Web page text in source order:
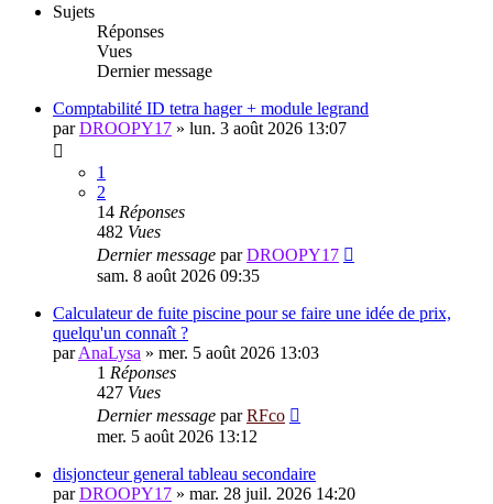
Sujets
Réponses
Vues
Dernier message
Comptabilité ID tetra hager + module legrand
parDROOPY17 » lun. 3 août 2026 13:07
1
2
14 Réponses
482 Vues
Dernier message parDROOPY17
sam. 8 août 2026 09:35
Calculateur de fuite piscine pour se faire une idée de prix,
quelqu'un connaît ?
parAnaLysa » mer. 5 août 2026 13:03
1 Réponses
427 Vues
Dernier message parRFco
mer. 5 août 2026 13:12
disjoncteur general tableau secondaire
parDROOPY17 » mar. 28 juil. 2026 14:20